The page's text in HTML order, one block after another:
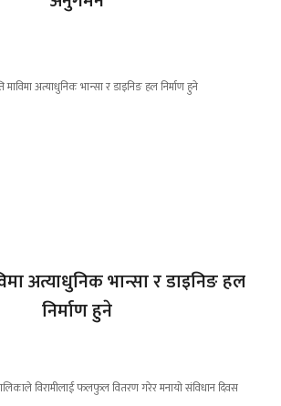
अत्याधुनिक भान्सा र डाइनिङ हल
निर्माण हुने